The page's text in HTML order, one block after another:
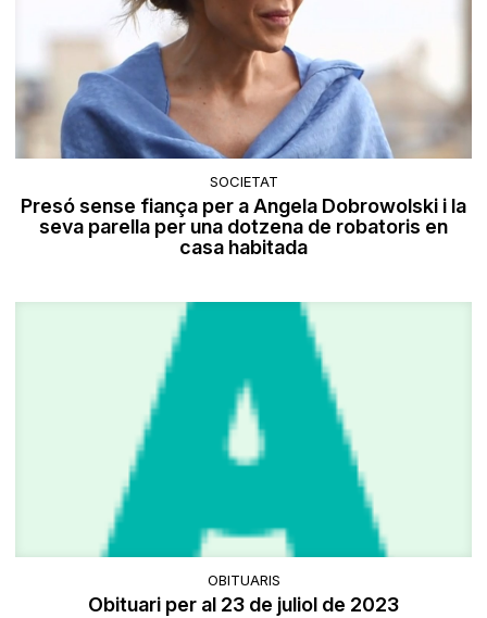
SOCIETAT
Presó sense fiança per a Angela Dobrowolski i la
seva parella per una dotzena de robatoris en
casa habitada
OBITUARIS
Obituari per al 23 de juliol de 2023